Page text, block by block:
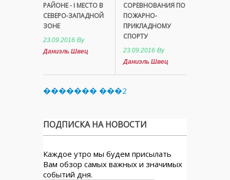
РАЙОНЕ - I МЕСТО В
СЕВЕРО-ЗАПАДНОЙ
ЗОНЕ
23.09.2016 By
Даниэль Швец
СОРЕВНОВАНИЯ ПО
ПОЖАРНО-
ПРИКЛАДНОМУ
СПОРТУ
23.09.2016 By
Даниэль Швец
������� ���2
ПОДПИСКА НА НОВОСТИ
Каждое утро мы будем присылать
Вам обзор самых важных и значимых
событий дня.